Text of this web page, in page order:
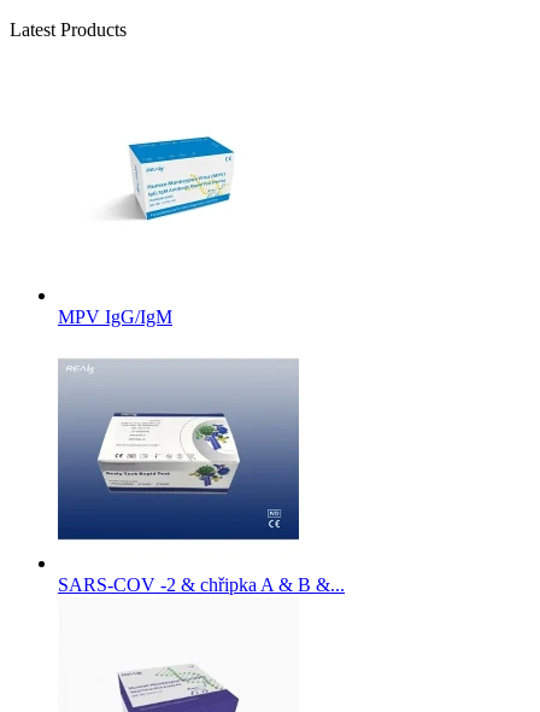
Latest Products
MPV IgG/IgM
SARS-COV -2 & chřipka A & B &...